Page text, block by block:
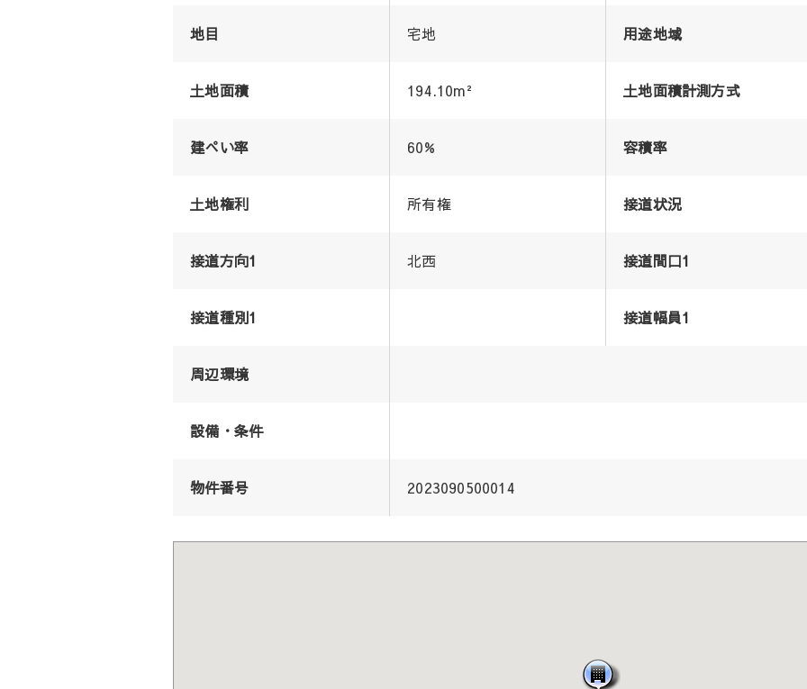
地目 宅地 用途地域
土地面積 194.10m² 土地面積計測方式
建ぺい率 60% 容積率
土地権利 所有権 接道状況
接道方向1 北西 接道間口1
接道種別1 接道幅員1
周辺環境
設備・条件
物件番号 2023090500014